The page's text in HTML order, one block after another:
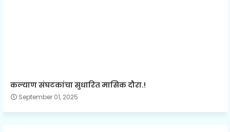
कल्याण संघटकांचा सुधारित मासिक दौरा.!
September 01, 2025